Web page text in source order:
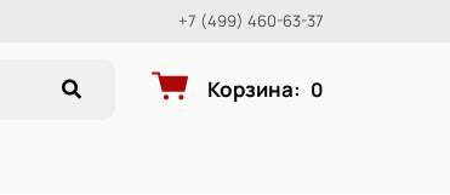
+7 (499) 460-63-37
Корзина: 0